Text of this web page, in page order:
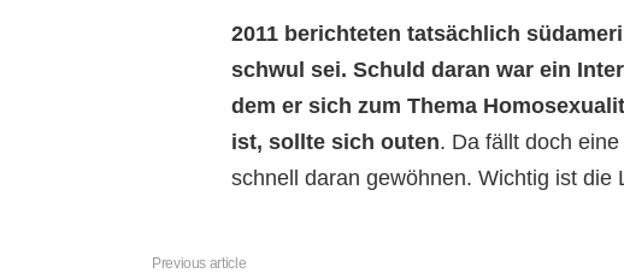
2011 berichteten tatsächlich
schwul sei. Schuld daran war ein
dem er sich zum Thema
ist, sollte sich outen. Da fällt doch
schnell daran gewöhnen. Wichtig ist die
Previous article